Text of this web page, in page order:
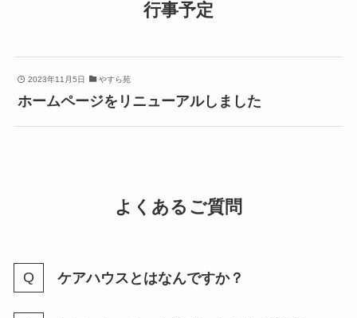
行事予定
2023年11月5日 やすら苑
ホームページをリニューアルしました
よくあるご質問
ケアハウスとはなんですか？